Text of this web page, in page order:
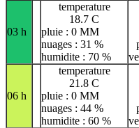
03 h
temperature
18.7 C
pluie : 0 MM
nuages : 31 %
humidite : 70 %
06 h
temperature
21.8 C
pluie : 0 MM
nuages : 44 %
humidite : 60 %